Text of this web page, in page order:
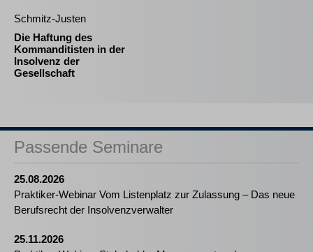
Schmitz-Justen
Die Haftung des
Kommanditisten in der
Insolvenz der
Gesellschaft
Passende Seminare
25.08.2026
Praktiker-Webinar Vom Listenplatz zur Zulassung – Das neue
Berufsrecht der Insolvenzverwalter
25.11.2026